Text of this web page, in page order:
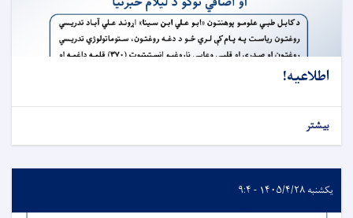
اطلاعیه!
بیشتر
یکشنبه ۱۴۰۵/۴/۲۸ - ۹:۴